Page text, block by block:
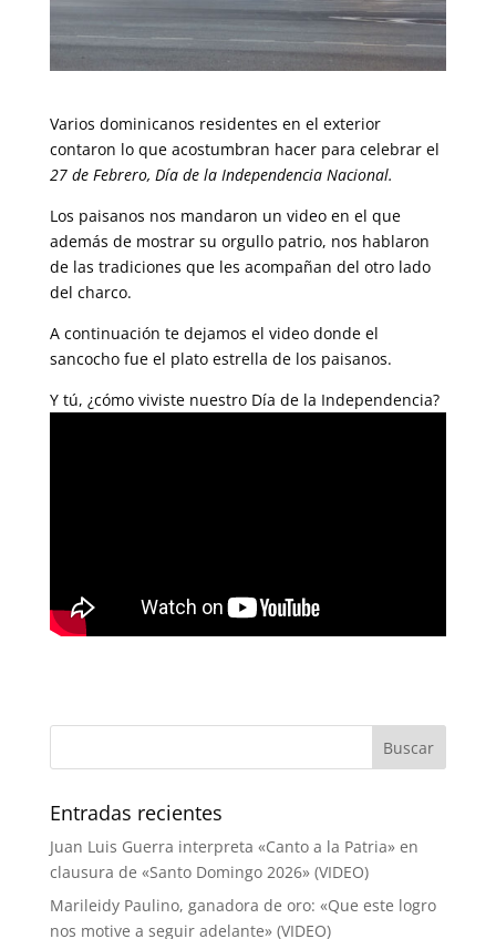
Varios dominicanos residentes en el exterior
contaron lo que acostumbran hacer para celebrar el
27 de Febrero, Día de la Independencia Nacional.
Los paisanos nos mandaron un video en el que
además de mostrar su orgullo patrio, nos hablaron
de las tradiciones que les acompañan del otro lado
del charco.
A continuación te dejamos el video donde el
sancocho fue el plato estrella de los paisanos.
Y tú, ¿cómo viviste nuestro Día de la Independencia?
Entradas recientes
Juan Luis Guerra interpreta «Canto a la Patria» en
clausura de «Santo Domingo 2026» (VIDEO)
Marileidy Paulino, ganadora de oro: «Que este logro
nos motive a seguir adelante» (VIDEO)